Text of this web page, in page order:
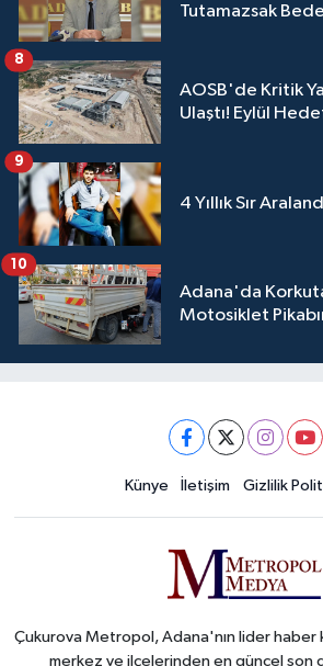
Tutamazsak
AOSB'de Kritik
Ulaştı! Eylül
8
4 Yıllık Sır
9
Adana'da
Motosiklet
10
Künye İletişim Gizlilik
Çukurova Metropol, Adana'nın lider haber
merkez ve ilçelerinden en güncel son